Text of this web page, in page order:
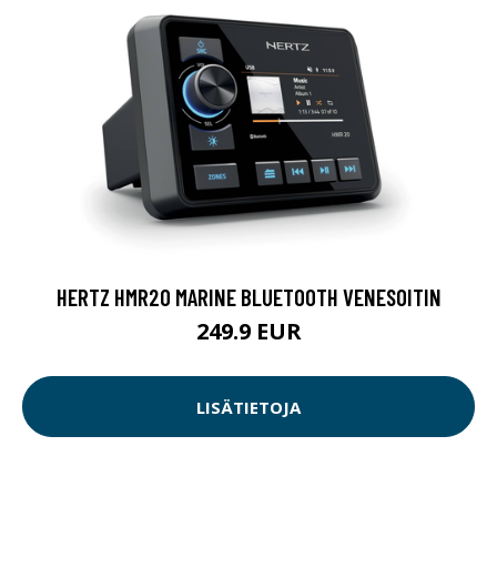
HERTZ HMR20 MARINE BLUETOOTH VENESOITIN
249.9 EUR
LISÄTIETOJA